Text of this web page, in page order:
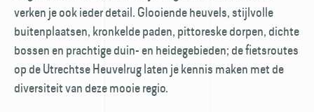
verken je ook ieder detail. Glooiende heuvels, stijlvolle
buiten­plaatsen, kronkelde paden, pittoreske dorpen, dichte
bossen en prachtige duin- en heide­gebieden; de fietsroutes
op de Utrechtse Heuvelrug laten je kennis maken met de
diversiteit van deze mooie regio.